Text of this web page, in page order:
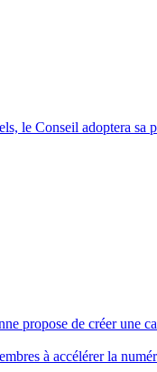
le Conseil adoptera sa
propose de créer une
à accélérer la